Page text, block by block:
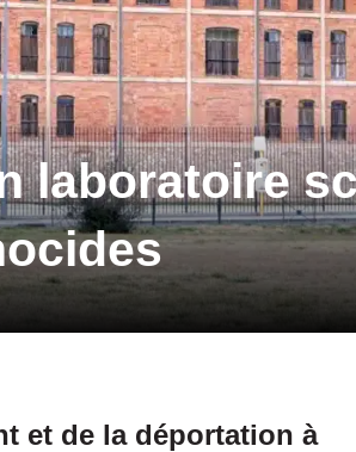
laboratoire
et de la déportation à